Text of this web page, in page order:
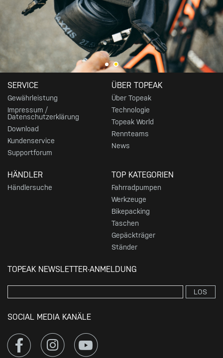
SERVICE
Gewährleistung
Impressum /
Datenschutzerklärung
Download
Kundenservice
Supportforum
ÜBER TOPEAK
Über Topeak
Technologie
Topeak World
Rennteams
News
HÄNDLER
Händlersuche
TOP KATEGORIEN
Fahrradpumpen
Werkzeuge
Bikepacking
Taschen
Gepäckträger
Ständer
TOPEAK NEWSLETTER-ANMELDUNG
LOS
SOCIAL MEDIA KANÄLE